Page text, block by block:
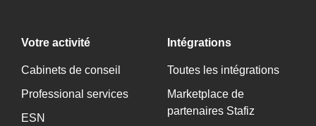
Votre activité
Cabinets de conseil
Professional services
ESN
Intégrations
Toutes les intégrations
Marketplace de
partenaires Stafiz